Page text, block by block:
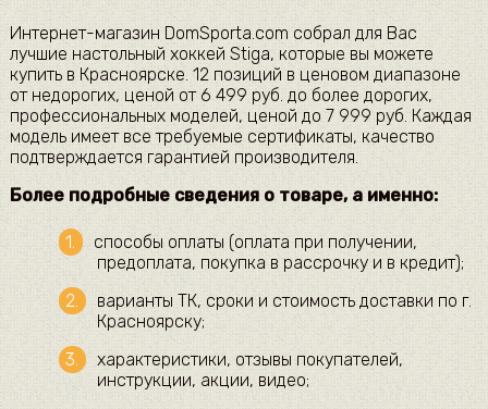
Интернет-магазин DomSporta.com собрал для Вас
лучшие настольный хоккей Stiga, которые вы можете
купить в Красноярске. 12 позиций в ценовом диапазоне
от недорогих, ценой от 6 499 руб. до более дорогих,
профессиональных моделей, ценой до 7 999 руб. Каждая
модель имеет все требуемые сертификаты, качество
подтверждается гарантией производителя.
Более подробные сведения о товаре, а именно:
способы оплаты (оплата при получении,
предоплата, покупка в рассрочку и в кредит);
варианты ТК, сроки и стоимость доставки по г.
Красноярску;
характеристики, отзывы покупателей,
инструкции, акции, видео;